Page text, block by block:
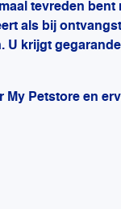
tevreden
als bij
U krijgt
My Petstore en